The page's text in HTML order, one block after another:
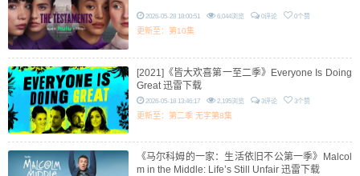
2026-05-28 18:00:51 6,044浏览 0评论 0个赞
更新至：第10集
[2021]《皆大欢喜第一至二季》Everyone Is Doing
Great 迅雷下载
2026-05-18 13:46:17 2,195浏览 3评论 3个赞
更新至：第二季 无字第8集
《马尔科姆的一家：生活依旧不公第一季》Malcol
m in the Middle: Life’s Still Unfair 迅雷下载